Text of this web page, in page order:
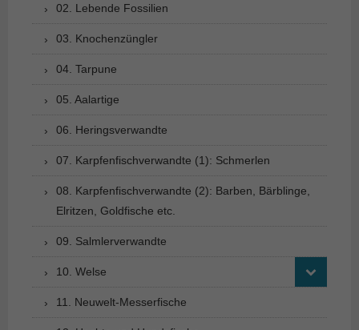
02. Lebende Fossilien
03. Knochenzüngler
04. Tarpune
05. Aalartige
06. Heringsverwandte
07. Karpfenfischverwandte (1): Schmerlen
08. Karpfenfischverwandte (2): Barben, Bärblinge,
Elritzen, Goldfische etc.
09. Salmlerverwandte
10. Welse
11. Neuwelt-Messerfische